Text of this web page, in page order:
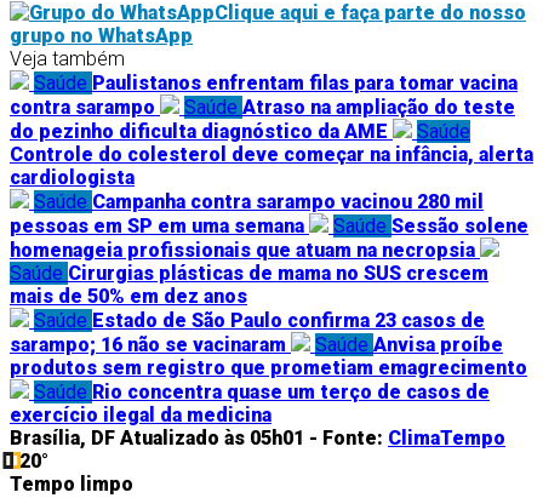
Clique aqui e faça parte do nosso
grupo no WhatsApp
Veja também
Saúde Paulistanos enfrentam filas para tomar vacina
contra sarampo
Saúde Atraso na ampliação do teste
do pezinho dificulta diagnóstico da AME
Saúde
Controle do colesterol deve começar na infância, alerta
cardiologista
Saúde Campanha contra sarampo vacinou 280 mil
pessoas em SP em uma semana
Saúde Sessão solene
homenageia profissionais que atuam na necropsia
Saúde Cirurgias plásticas de mama no SUS crescem
mais de 50% em dez anos
Saúde Estado de São Paulo confirma 23 casos de
sarampo; 16 não se vacinaram
Saúde Anvisa proíbe
produtos sem registro que prometiam emagrecimento
Saúde Rio concentra quase um terço de casos de
exercício ilegal da medicina
Brasília, DF Atualizado às 05h01 - Fonte: ClimaTempo
20°
Tempo limpo